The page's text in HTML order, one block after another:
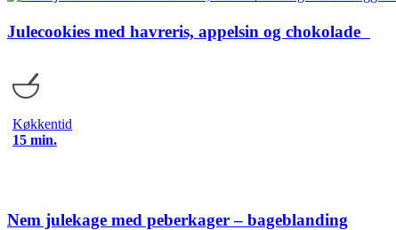
Julecookies med havreris, appelsin og chokolade
Køkkentid
15 min.
Nem julekage med peberkager – bageblanding